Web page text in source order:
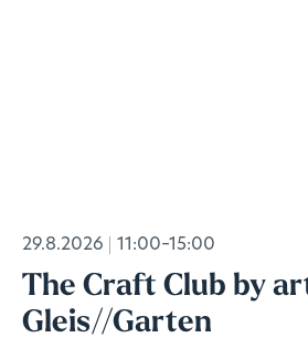
29.8.2026 11:00–15:00
The Craft Club by
Gleis//Garten